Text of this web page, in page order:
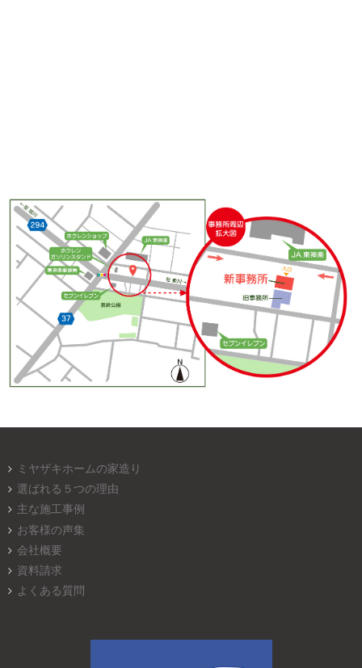
ミヤザキホームの家造り
選ばれる５つの理由
主な施工事例
お客様の声集
会社概要
資料請求
よくある質問